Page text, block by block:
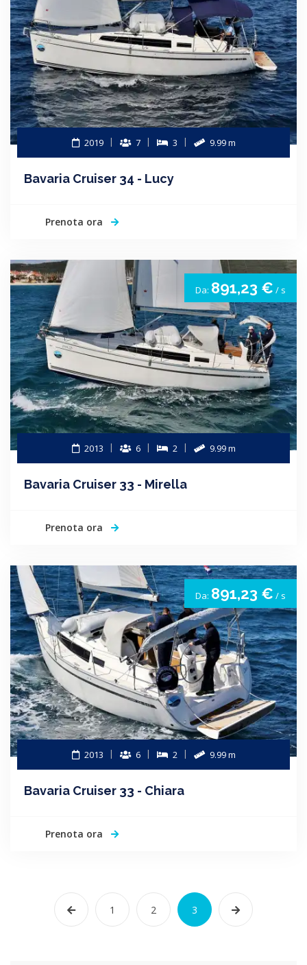
2019 7 3 9.99 m
Bavaria Cruiser 34 - Lucy
Prenota ora
Da: 891,23 € / s
2013 6 2 9.99 m
Bavaria Cruiser 33 - Mirella
Prenota ora
Da: 891,23 € / s
2013 6 2 9.99 m
Bavaria Cruiser 33 - Chiara
Prenota ora
1 2 3